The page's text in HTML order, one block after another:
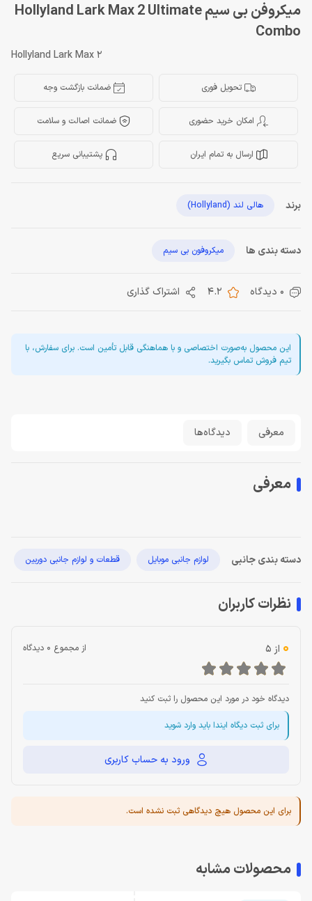
میکروفن بی سیم Hollyland Lark Max 2 Ultimate
Combo
Hollyland Lark Max 2
تحویل فوری ضمانت بازگشت وجه
امکان خرید حضوری ضمانت اصالت و سلامت
ارسال به تمام ایران پشتیبانی سریع
برند هالی لند (Hollyland)
دسته بندی ها میکروفون بی سیم
0 دیدگاه 4.2 اشتراک گذاری
این محصول به‌صورت اختصاصی و با هماهنگی قابل تأمین است. برای سفارش، با
تیم فروش تماس بگیرید.
معرفی دیدگاه‌ها
معرفی
دسته بندی جانبی لوازم جانبی موبایل قطعات و لوازم جانبی دوربین
نظرات کاربران
0 از 5 از مجموع 0 دیدگاه
دیدگاه خود در مورد این محصول را ثبت کنید
برای ثبت دیگاه ایندا باید وارد شوید
ورود به حساب کاربری
برای این محصول هیچ دیدگاهی ثبت نشده است.
محصولات مشابه